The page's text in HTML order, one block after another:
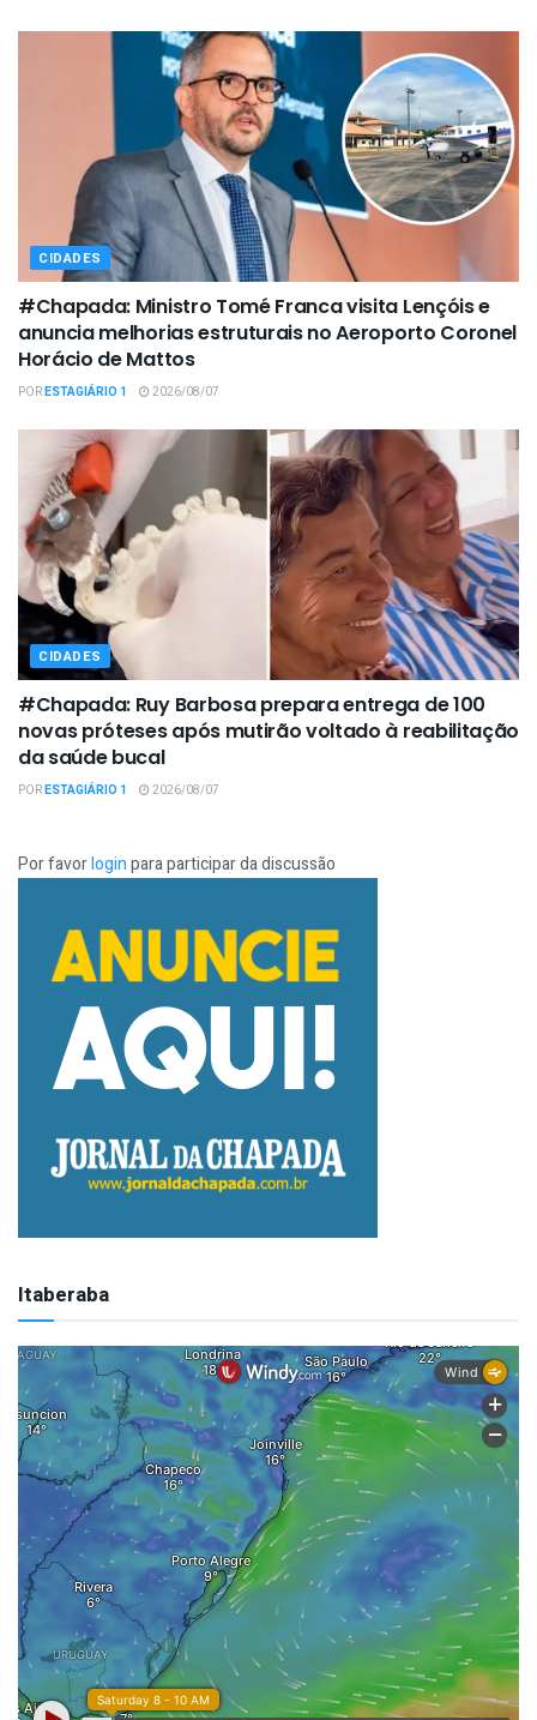
CIDADES
#Chapada: Ministro Tomé Franca visita Lençóis e
anuncia melhorias estruturais no Aeroporto Coronel
Horácio de Mattos
PORESTAGIÁRIO 1 2026/08/07
CIDADES
#Chapada: Ruy Barbosa prepara entrega de 100
novas próteses após mutirão voltado à reabilitação
da saúde bucal
PORESTAGIÁRIO 1 2026/08/07
Por favorloginpara participar da discussão
Itaberaba